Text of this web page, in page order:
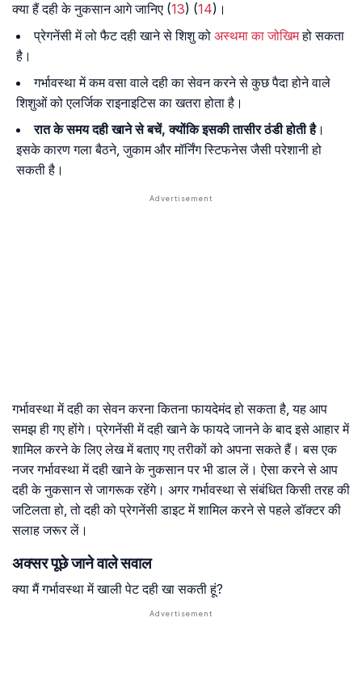
क्या हैं दही के नुकसान आगे जानिए (13) (14)।
प्रेगनेंसी में लो फैट दही खाने से शिशु को अस्थमा का जोखिमहो सकता
है।
गर्भावस्था में कम वसा वाले दही का सेवन करने से कुछ पैदा होने वाले
शिशुओं को एलर्जिक राइनाइटिस का खतरा होता है।
रात के समय दही खाने से बचें, क्योंकि इसकी तासीर ठंडी होती है।
इसके कारण गला बैठने, जुकाम और मॉर्निंग स्टिफनेस जैसी परेशानी हो
सकती है।
गर्भावस्था में दही का सेवन करना कितना फायदेमंद हो सकता है, यह आप
समझ ही गए होंगे। प्रेगनेंसी में दही खाने के फायदे जानने के बाद इसे आहार में
शामिल करने के लिए लेख में बताए गए तरीकों को अपना सकते हैं। बस एक
नजर गर्भावस्था में दही खाने के नुकसान पर भी डाल लें। ऐसा करने से आप
दही के नुकसान से जागरूक रहेंगे। अगर गर्भावस्था से संबंधित किसी तरह की
जटिलता हो, तो दही को प्रेगनेंसी डाइट में शामिल करने से पहले डॉक्टर की
सलाह जरूर लें।
अक्सर पूछे जाने वाले सवाल
क्या मैं गर्भावस्था में खाली पेट दही खा सकती हूं?